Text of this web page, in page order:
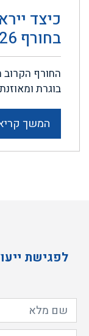
כיצד
בחורף 2026?
החורף
בוגרת
המשך
לפגישת